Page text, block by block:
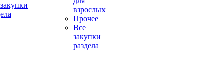
взрослых
Прочее
Все
закупки
раздела